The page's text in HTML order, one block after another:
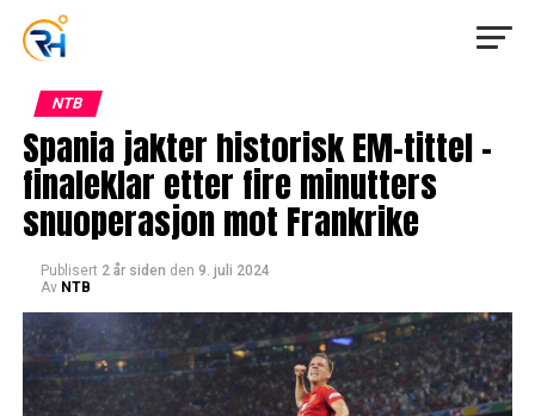
NTB
Spania jakter historisk EM-tittel –
finaleklar etter fire minutters
snuoperasjon mot Frankrike
Publisert 2 år siden den 9. juli 2024
Av NTB